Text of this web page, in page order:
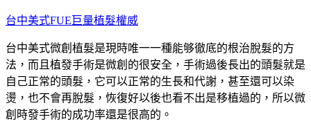
跳
主
要
內
容
台中美式FUE巨量植髮權威
台中美式微創植髮是現時唯一一種能够徹底的根治脫髮的方
法，而且植發手術是微創的很安全，手術過後長出的頭髮就是
自己正常的頭髮，它可以正常的生長和代謝，甚至還可以染
燙，也不會再脫髮，恢復好以後也看不出是移植過的，所以微
創時發手術的成功率還是很高的。